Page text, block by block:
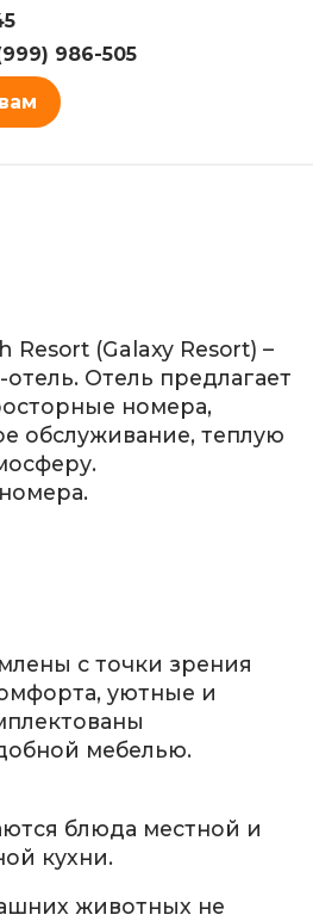
986-505
Resort (Galaxy Resort) –
Отель предлагает
номера,
обслуживание, теплую
с точки зрения
уютные и
мебелью.
блюда местной и
кухни.
животных не